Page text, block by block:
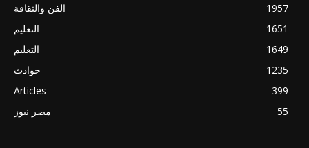
الفن والثقافة
1957
التعليم
1651
التعليم
1649
حوادث
1235
Articles
399
مصر نيوز
55